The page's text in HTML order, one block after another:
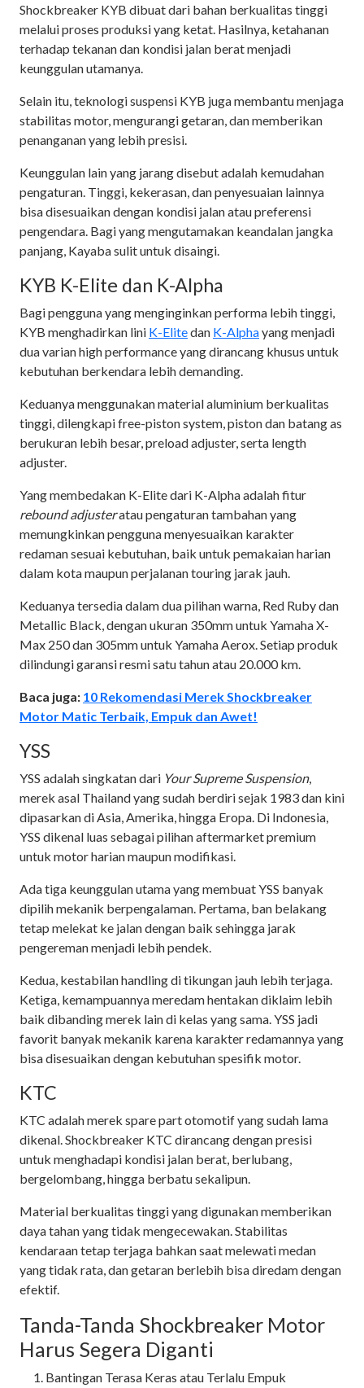
Shockbreaker KYB dibuat dari bahan berkualitas tinggi
melalui proses produksi yang ketat. Hasilnya, ketahanan
terhadap tekanan dan kondisi jalan berat menjadi
keunggulan utamanya.
Selain itu, teknologi suspensi KYB juga membantu menjaga
stabilitas motor, mengurangi getaran, dan memberikan
penanganan yang lebih presisi.
Keunggulan lain yang jarang disebut adalah kemudahan
pengaturan. Tinggi, kekerasan, dan penyesuaian lainnya
bisa disesuaikan dengan kondisi jalan atau preferensi
pengendara. Bagi yang mengutamakan keandalan jangka
panjang, Kayaba sulit untuk disaingi.
KYB K-Elite dan K-Alpha
Bagi pengguna yang menginginkan performa lebih tinggi,
KYB menghadirkan lini K-Elitedan K-Alphayang menjadi
dua varian high performance yang dirancang khusus untuk
kebutuhan berkendara lebih demanding.
Keduanya menggunakan material aluminium berkualitas
tinggi, dilengkapi free-piston system, piston dan batang as
berukuran lebih besar, preload adjuster, serta length
adjuster.
Yang membedakan K-Elite dari K-Alpha adalah fitur
rebound adjusteratau pengaturan tambahan yang
memungkinkan pengguna menyesuaikan karakter
redaman sesuai kebutuhan, baik untuk pemakaian harian
dalam kota maupun perjalanan touring jarak jauh.
Keduanya tersedia dalam dua pilihan warna, Red Ruby dan
Metallic Black, dengan ukuran 350mm untuk Yamaha X-
Max 250 dan 305mm untuk Yamaha Aerox. Setiap produk
dilindungi garansi resmi satu tahun atau 20.000 km.
Baca juga: 10 Rekomendasi Merek Shockbreaker
Motor Matic Terbaik, Empuk dan Awet!
YSS
YSS adalah singkatan dari Your Supreme Suspension,
merek asal Thailand yang sudah berdiri sejak 1983 dan kini
dipasarkan di Asia, Amerika, hingga Eropa. Di Indonesia,
YSS dikenal luas sebagai pilihan aftermarket premium
untuk motor harian maupun modifikasi.
Ada tiga keunggulan utama yang membuat YSS banyak
dipilih mekanik berpengalaman. Pertama, ban belakang
tetap melekat ke jalan dengan baik sehingga jarak
pengereman menjadi lebih pendek.
Kedua, kestabilan handling di tikungan jauh lebih terjaga.
Ketiga, kemampuannya meredam hentakan diklaim lebih
baik dibanding merek lain di kelas yang sama. YSS jadi
favorit banyak mekanik karena karakter redamannya yang
bisa disesuaikan dengan kebutuhan spesifik motor.
KTC
KTC adalah merek spare part otomotif yang sudah lama
dikenal. Shockbreaker KTC dirancang dengan presisi
untuk menghadapi kondisi jalan berat, berlubang,
bergelombang, hingga berbatu sekalipun.
Material berkualitas tinggi yang digunakan memberikan
daya tahan yang tidak mengecewakan. Stabilitas
kendaraan tetap terjaga bahkan saat melewati medan
yang tidak rata, dan getaran berlebih bisa diredam dengan
efektif.
Tanda-Tanda Shockbreaker Motor
Harus Segera Diganti
Bantingan Terasa Keras atau Terlalu Empuk